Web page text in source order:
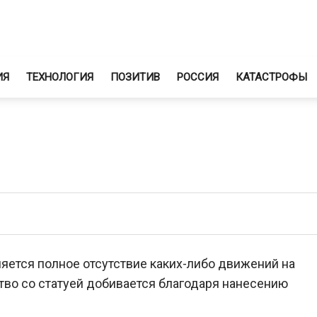
ТЕХНОЛОГИЯ ПОЗИТИВ РОССИЯ КАТАСТРОФЫ
полное отсутствие каких-либо движений на
со статуей добивается благодаря нанесению